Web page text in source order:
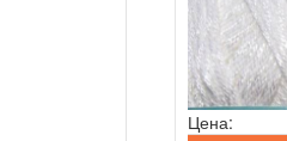
Цена: